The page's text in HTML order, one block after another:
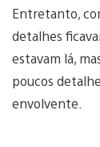
Entretanto,
detalhes
estavam lá,
poucos
envolvente.